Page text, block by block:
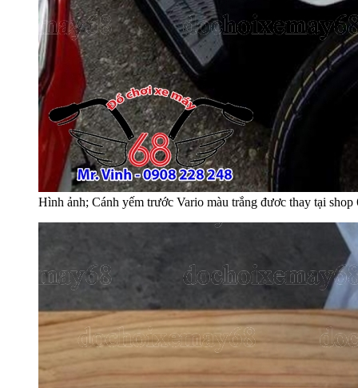
Hình ảnh; Cánh yếm trước Vario màu trắng đươc thay tại shop